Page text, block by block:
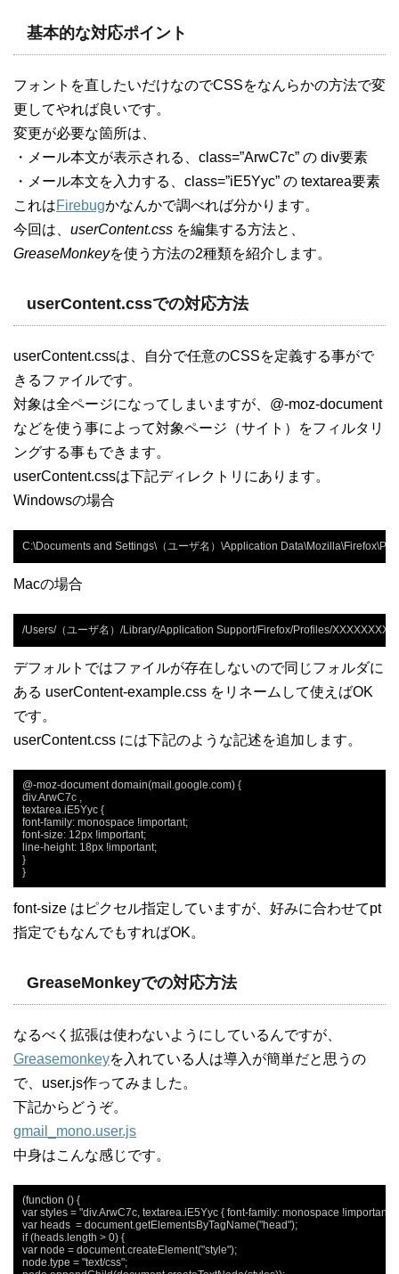
基本的な対応ポイント
フォントを直したいだけなのでCSSをなんらかの方法で変
更してやれば良いです。
変更が必要な箇所は、
・メール本文が表示される、class=”ArwC7c” の div要素
・メール本文を入力する、class=”iE5Yyc” の textarea要素
これはFirebugかなんかで調べれば分かります。
今回は、 userContent.css を編集する方法と、
GreaseMonkeyを使う方法の2種類を紹介します。
userContent.cssでの対応方法
userContent.cssは、自分で任意のCSSを定義する事がで
きるファイルです。
対象は全ページになってしまいますが、@-moz-document
などを使う事によって対象ページ（サイト）をフィルタリ
ングする事もできます。
userContent.cssは下記ディレクトリにあります。
Windowsの場合
C:\Documents and Settings\（ユーザ名）\Application
Macの場合
/Users/（ユーザ名）/Library/Application Support/Firefox/Profiles/
デフォルトではファイルが存在しないので同じフォルダに
ある userContent-example.css をリネームして使えばOK
です。
userContent.css には下記のような記述を追加します。
@-moz-document domain(mail.google.com) {
div.ArwC7c ,
textarea.iE5Yyc {
font-family: monospace !important;
font-size: 12px !important;
line-height: 18px !important;
}
}
font-size はピクセル指定していますが、好みに合わせてpt
指定でもなんでもすればOK。
GreaseMonkeyでの対応方法
なるべく拡張は使わないようにしているんですが、
Greasemonkeyを入れている人は導入が簡単だと思うの
で、user.js作ってみました。
下記からどうぞ。
gmail_mono.user.js
中身はこんな感じです。
(function () {
var styles = "div.ArwC7c, textarea.iE5Yyc { font-family: monospace !important;
var heads  = document.getElementsByTagName("head");
if (heads.length > 0) {
var node = document.createElement("style");
node.type = "text/css";